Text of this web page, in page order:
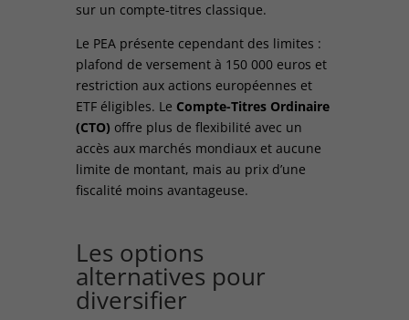
sur un compte-titres classique.
Le PEA présente cependant des limites :
plafond de versement à 150 000 euros et
restriction aux actions européennes et
ETF éligibles. Le Compte-Titres Ordinaire
(CTO) offre plus de flexibilité avec un
accès aux marchés mondiaux et aucune
limite de montant, mais au prix d’une
fiscalité moins avantageuse.
Les options
alternatives pour
diversifier